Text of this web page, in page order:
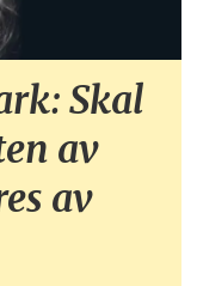
Skal
av
av